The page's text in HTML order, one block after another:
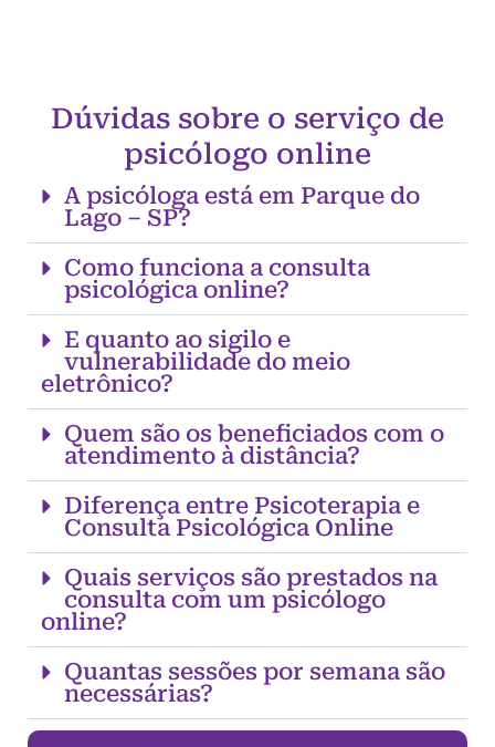
Dúvidas sobre o serviço de
psicólogo online
A psicóloga está em Parque do
Lago – SP?
Como funciona a consulta
psicológica online?
E quanto ao sigilo e
vulnerabilidade do meio
eletrônico?
Quem são os beneficiados com o
atendimento à distância?
Diferença entre Psicoterapia e
Consulta Psicológica Online
Quais serviços são prestados na
consulta com um psicólogo
online?
Quantas sessões por semana são
necessárias?